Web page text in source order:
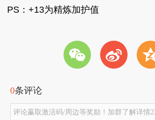
PS：+13为精炼加护值
w t
0条评论
评论赢取激活码/周边等奖励！加群了解详情